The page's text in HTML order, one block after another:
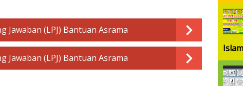
Jawaban (LPJ) Bantuan Asrama
Jawaban (LPJ) Bantuan Asrama